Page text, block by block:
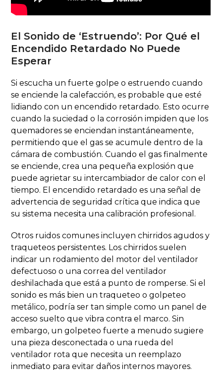
El Sonido de ‘Estruendo’: Por Qué el
Encendido Retardado No Puede
Esperar
Si escucha un fuerte golpe o estruendo cuando
se enciende la calefacción, es probable que esté
lidiando con un encendido retardado. Esto ocurre
cuando la suciedad o la corrosión impiden que los
quemadores se enciendan instantáneamente,
permitiendo que el gas se acumule dentro de la
cámara de combustión. Cuando el gas finalmente
se enciende, crea una pequeña explosión que
puede agrietar su intercambiador de calor con el
tiempo. El encendido retardado es una señal de
advertencia de seguridad crítica que indica que
su sistema necesita una calibración profesional.
Otros ruidos comunes incluyen chirridos agudos y
traqueteos persistentes. Los chirridos suelen
indicar un rodamiento del motor del ventilador
defectuoso o una correa del ventilador
deshilachada que está a punto de romperse. Si el
sonido es más bien un traqueteo o golpeteo
metálico, podría ser tan simple como un panel de
acceso suelto que vibra contra el marco. Sin
embargo, un golpeteo fuerte a menudo sugiere
una pieza desconectada o una rueda del
ventilador rota que necesita un reemplazo
inmediato para evitar daños internos mayores.